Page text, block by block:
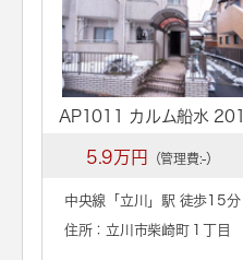
AP1011 カルム船水 201
5.9万円 （管理費:-）
中央線「 立川 」駅 徒歩15分
住所：立川市柴崎町１丁目